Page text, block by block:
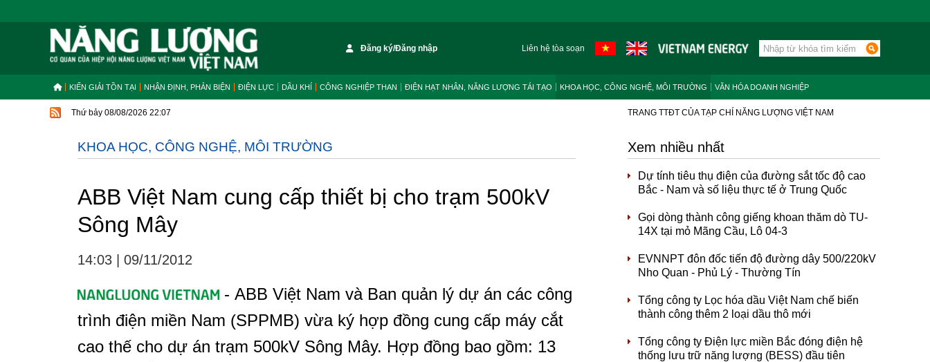
Đăng ký/Đăng nhập Liên hệ tòa soạn
KIẾN GIẢI TỒN TẠI NHẬN ĐỊNH, PHẢN BIỆN ĐIỆN LỰC DẦU KHÍ CÔNG NGHIỆP THAN ĐIỆN HẠT NHÂN, NĂNG LƯỢNG TÁI TẠO KHOA HỌC, CÔNG NGHỆ, MÔI TRƯỜNG VĂN HÓA DOANH NGHIỆP
Thứ bảy 08/08/2026 22:07 TRANG TTĐT CỦA TẠP CHÍ NĂNG LƯỢNG VIỆT NAM
KHOA HỌC, CÔNG NGHỆ, MÔI TRƯỜNG
ABB Việt Nam cung cấp thiết bị cho trạm 500kV
Sông Mây
14:03 09/11/2012
- ABB Việt Nam và Ban quản lý dự án các công
trình điện miền Nam (SPPMB) vừa ký hợp đồng cung cấp máy cắt
cao thế cho dự án trạm 500kV Sông Mây. Hợp đồng bao gồm: 13
Xem nhiều nhất
Dự tính tiêu thụ điện của đường sắt tốc độ cao
Bắc - Nam và số liệu thực tế ở Trung Quốc
Gọi dòng thành công giếng khoan thăm dò TU-
14X tại mỏ Mãng Cầu, Lô 04-3
EVNNPT đôn đốc tiến độ đường dây 500/220kV
Nho Quan - Phủ Lý - Thường Tín
Tổng công ty Lọc hóa dầu Việt Nam chế biến
thành công thêm 2 loại dầu thô mới
Tổng công ty Điện lực miền Bắc đóng điện hệ
thống lưu trữ năng lượng (BESS) đầu tiên